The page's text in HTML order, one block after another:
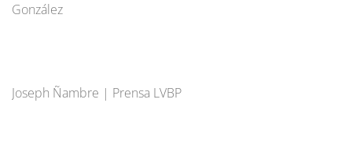
González
Joseph Ñambre | Prensa LVBP